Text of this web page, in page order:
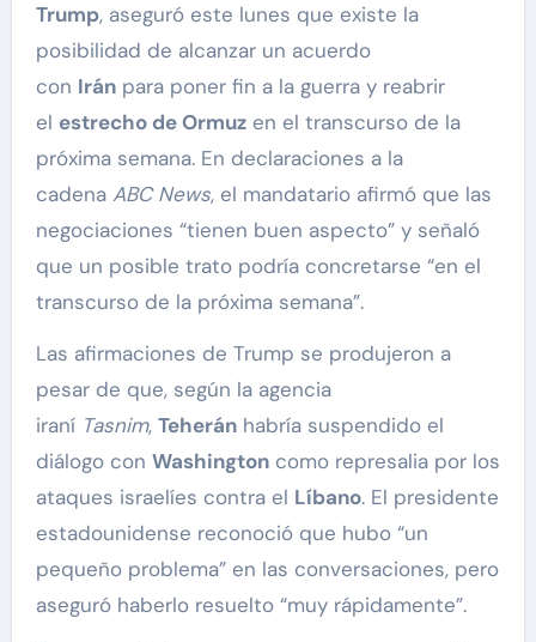
Trump, aseguró este lunes que existe la
posibilidad de alcanzar un acuerdo
con Iránpara poner fin a la guerra y reabrir
el estrecho de Ormuzen el transcurso de la
próxima semana. En declaraciones a la
cadena ABC News, el mandatario afirmó que las
negociaciones “tienen buen aspecto” y señaló
que un posible trato podría concretarse “en el
transcurso de la próxima semana”.
Las afirmaciones de Trump se produjeron a
pesar de que, según la agencia
iraní Tasnim, Teheránhabría suspendido el
diálogo con Washingtoncomo represalia por los
ataques israelíes contra el Líbano. El presidente
estadounidense reconoció que hubo “un
pequeño problema” en las conversaciones, pero
aseguró haberlo resuelto “muy rápidamente”.